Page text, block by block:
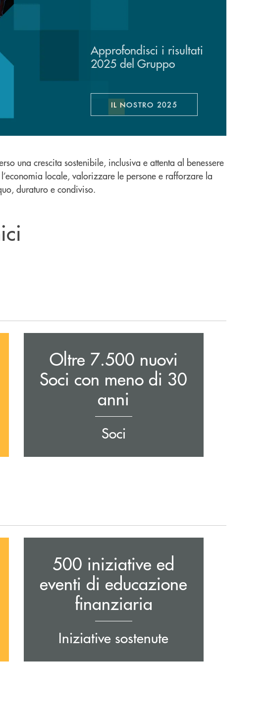
Approfondisci i risultati
2025 del Gruppo
IL NOSTRO 2025APRE UNA NUOVA FINESTRA
una crescita sostenibile, inclusiva e attenta al benessere
locale, valorizzare le persone e rafforzare la
duraturo e condiviso.
Oltre 7.500 nuovi
Soci con meno di 30
anni
Soci
500 iniziative ed
eventi di educazione
finanziaria
Iniziative sostenute